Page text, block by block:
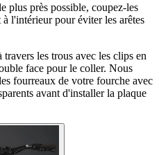
plus près possible, coupez-les
l'intérieur pour éviter les arêtes
les trous avec les clips en
face pour le coller. Nous
fourreaux de votre fourche avec
avant d'installer la plaque